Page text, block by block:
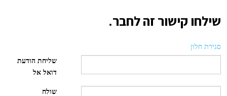
שילחו קישור זה לחבר.
סגירת חלון
שליחת הודעת
דואל אל
שולח